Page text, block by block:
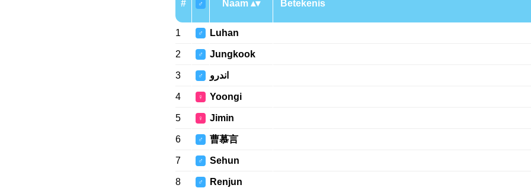
# ♂ Naam Betekenis
1 ♂ Luhan
2 ♂ Jungkook
3 ♂ اندرو
4 ♀ Yoongi
5 ♀ Jimin
6 ♂ 曹慕言
7 ♂ Sehun
8 ♂ Renjun